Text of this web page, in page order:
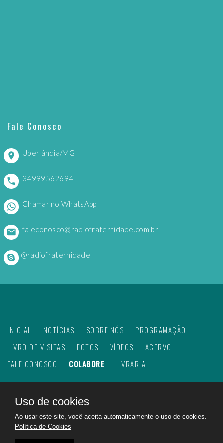
Fale Conosco
Uberlândia/MG
34999562694
Chamar no WhatsApp
faleconosco@radiofraternidade.com.br
@radiofraternidade
INICIAL NOTÍCIAS SOBRE NÓS
PROGRAMAÇÃO
LIVRO DE VISITAS
FOTOS VÍDEOS
ACERVO
FALE CONOSCO
COLABORE LIVRARIA
2026Web Rádio Fraternidade. Todos os direitos
reservados.
Feito com
no Brasil para todo o mundo!
Uso de cookies
Ao usar este site, você aceita automaticamente o uso de cookies.
Política de Cookies